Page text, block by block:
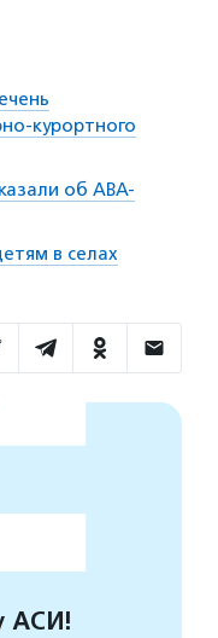
курортного
об АВА-
в селах
АСИ!